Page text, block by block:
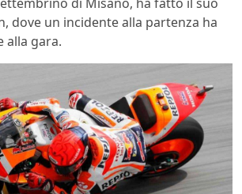
dove un incidente alla partenza ha
alla gara.